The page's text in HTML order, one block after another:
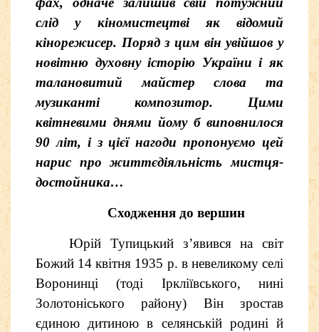
слід у кіномистецтві як відомий
кінорежисер. Поряд з цим він увійшов у
новітню духовну історію України і як
талановитий майстер слова та
музиканті композитор. Цими
квітневими днями йому б виповнилося
90 літ, і з цієї нагоди пропонуємо цей
нарис про життєдіяльність мистця-
достойника…
Сходження до вершин
Юрій Тупицький з’явився на світ
Божий 14 квітня 1935 р. в невеликому селі
Воронинці (тоді Іркліївського, нині
Золотоніського району) Він зростав
єдиною дитиною в селянській родині й